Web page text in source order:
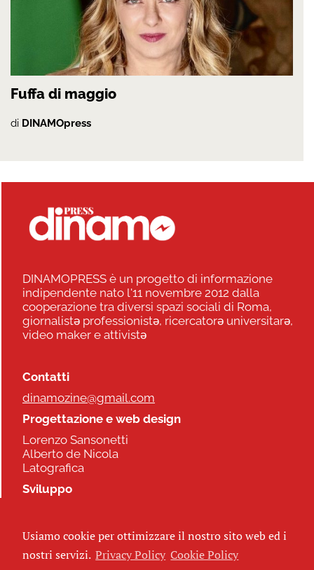
Fuffa di maggio
di DINAMOpress
DINAMOPRESS è un progetto di informazione
indipendente nato l'11 novembre 2012 dalla
cooperazione tra diversi spazi sociali di Roma,
giornalistə professionistə, ricercatorə universitarə,
video maker e attivistə
Contatti
dinamozine@gmail.com
Progettazione e web design
Lorenzo Sansonetti
Alberto de Nicola
Latografica
Sviluppo
Seguici
Usiamo cookie per ottimizzare il nostro sito web ed i
nostri servizi. Privacy Policy Cookie Policy